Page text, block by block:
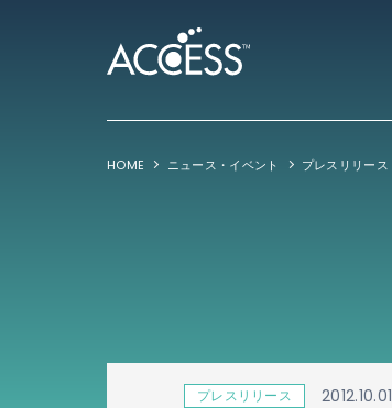
HOME ニュース・イベント プレスリリース
プレスリリース 2012.10.01